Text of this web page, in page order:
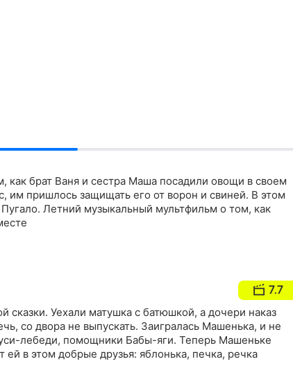
как брат Ваня и сестра Маша посадили овощи в своем
им пришлось защищать его от ворон и свиней. В этом
Летний музыкальный мультфильм о том, как
7.7
сказки. Уехали матушка с батюшкой, а дочери наказ
со двора не выпускать. Заигралась Машенька, и не
лебеди, помощники Бабы-яги. Теперь Машеньке
ей в этом добрые друзья: яблонька, печка, речка